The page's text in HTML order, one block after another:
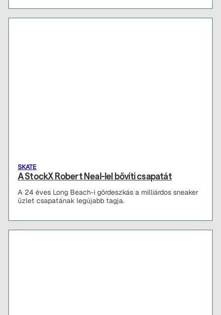
SKATE
A StockX Robert Neal-lel bővíti csapatát
A 24 éves Long Beach-i gördeszkás a milliárdos sneaker
üzlet csapatának legújabb tagja.